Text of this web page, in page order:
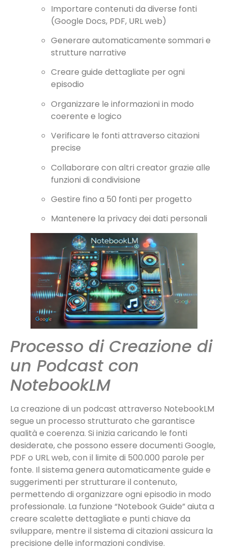
Importare contenuti da diverse fonti
(Google Docs, PDF, URL web)
Generare automaticamente sommari e
strutture narrative
Creare guide dettagliate per ogni
episodio
Organizzare le informazioni in modo
coerente e logico
Verificare le fonti attraverso citazioni
precise
Collaborare con altri creator grazie alle
funzioni di condivisione
Gestire fino a 50 fonti per progetto
Mantenere la privacy dei dati personali
Processo di Creazione di
un Podcast con
NotebookLM
La creazione di un podcast attraverso NotebookLM
segue un processo strutturato che garantisce
qualità e coerenza. Si inizia caricando le fonti
desiderate, che possono essere documenti Google,
PDF o URL web, con il limite di 500.000 parole per
fonte. Il sistema genera automaticamente guide e
suggerimenti per strutturare il contenuto,
permettendo di organizzare ogni episodio in modo
professionale. La funzione “Notebook Guide” aiuta a
creare scalette dettagliate e punti chiave da
sviluppare, mentre il sistema di citazioni assicura la
precisione delle informazioni condivise.